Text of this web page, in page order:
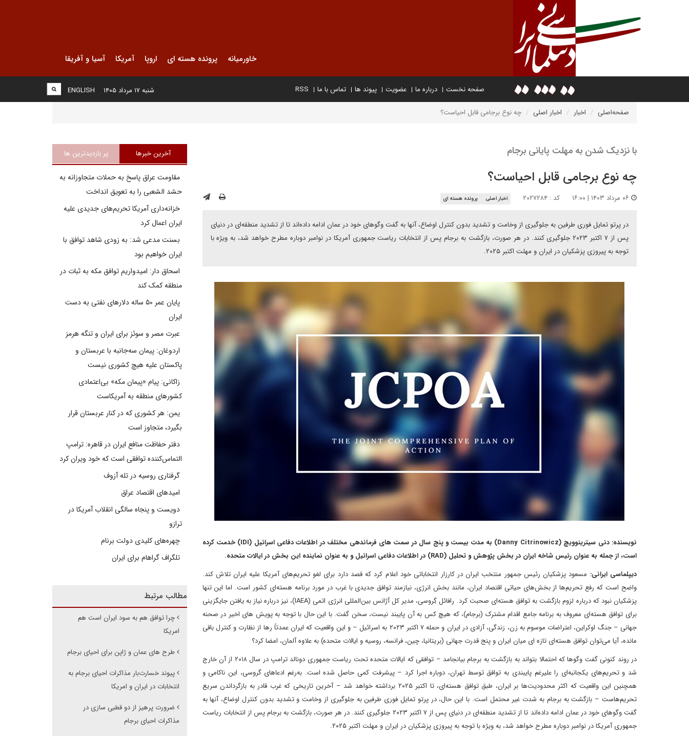
خاورمیانه پرونده هسته ای اروپا آمریکا آسیا و آفریقا
صفحه نخست درباره ما عضویت پیوند ها تماس با ما RSS
ENGLISH شنبه ۱۷ مرداد ۱۴۰۵
صفحه‌اصلی اخبار اخبار اصلی چه نوع برجامی قابل احیاست؟
با نزدیک شدن به مهلت پایانی برجام
چه نوع برجامی قابل احیاست؟
کد : ۲۰۲۷۲۸۴ اخبار اصلی پرونده هسته ای
در پرتو تمایل فوری طرفین به جلوگیری از وخامت و تشدید بدون کنترل اوضاع، آنها به گفت وگوهای خود در عمان ادامه داده‌اند تا از تشدید منطقه‌ای در دنیای
پس از ۷ اکتبر ۲۰۲۳ جلوگیری کنند. در هر صورت، بازگشت به برجام پس از انتخابات ریاست جمهوری آمریکا در نوامبر دوباره مطرح خواهد شد، به ویژه با
توجه به پیروزی پزشکیان در ایران و مهلت اکتبر ۲۰۲۵.
نویسنده: دنی سیترینوویچ (Danny Citrinowicz) به مدت بیست و پنج سال در سمت ‌های فرماندهی مختلف در اطلاعات دفاعی اسرائیل (IDI) خدمت کرده
است، از جمله به عنوان رئیس شاخه ایران در بخش پژوهش و تحلیل (RAD) در اطلاعات دفاعی اسرائیل و به عنوان نماینده این بخش در ایالات متحده.
دیپلماسی ایرانی: مسعود پزشکیان رئیس جمهور منتخب ایران در کارزار انتخاباتی خود اعلام کرد که قصد دارد برای لغو تحریم‌های آمریکا علیه ایران تلاش کند.
واضح است که رفع تحریم‌ها از بخش‌های حیاتی اقتصاد ایران، مانند بخش انرژی، نیازمند توافق جدیدی با غرب در مورد برنامه هسته‌ای کشور است. اما این تنها
پزشکیان نبود که درباره لزوم بازگشت به توافق هسته‌ای صحبت کرد. رافائل گِروسی، مدیر کل آژانس بین‌المللی انرژی اتمی (IAEA)، نیز درباره نیاز به یافتن جایگزینی
برای توافق هسته‌ای معروف به برنامه جامع اقدام مشترک (برجام)، که هیچ کس به آن پایبند نیست، سخن گفت. با این حال با توجه به پویش های اخیر در صحنه
جهانی – جنگ اوکراین، اعتراضات موسوم به زن، زندگی، آزادی در ایران و حمله ۷ اکتبر ۲۰۲۳ به اسرائیل – و این واقعیت که ایران عمدتاً رها از نظارت و کنترل باقی
مانده، آیا می‌توان توافق هسته‌ای تازه ای میان ایران و پنج قدرت جهانی (بریتانیا، چین، فرانسه، روسیه و ایالات متحده) به علاوه آلمان، امضا کرد؟
در روند کنونی گفت وگوها که احتمالا بتواند به بازگشت به برجام بیانجامد – توافقی که ایالات متحده تحت ریاست جمهوری دونالد ترامپ در سال ۲۰۱۸ از آن خارج
شد و تحریم‌های یکجانبه‌ای را علیرغم پایبندی به توافق توسط تهران، دوباره اجرا کرد – پیشرفت کمی حاصل شده است. به‌رغم ادعاهای گروسی، این ناکامی و
همچنین این واقعیت که اکثر محدودیت‌ها بر ایران، طبق توافق هسته‌ای، تا اکتبر ۲۰۲۵ برداشته خواهد شد – آخرین تاریخی که غرب قادر به بازگرداندن سریع
تحریم‌هاست – بازگشت به برجام به شدت غیر محتمل است. با این حال، در پرتو تمایل فوری طرفین به جلوگیری از وخامت و تشدید بدون کنترل اوضاع، آنها به
گفت وگوهای خود در عمان ادامه داده‌اند تا از تشدید منطقه‌ای در دنیای پس از ۷ اکتبر ۲۰۲۳ جلوگیری کنند. در هر صورت، بازگشت به برجام پس از انتخابات ریاست
جمهوری آمریکا در نوامبر دوباره مطرح خواهد شد، به ویژه با توجه به پیروزی پزشکیان در ایران و مهلت اکتبر ۲۰۲۵.
آخرین خبرها پر بازدیدترین ها
مقاومت عراق پاسخ به حملات متجاوزانه به
حشد الشعبی را به تعویق انداخت
خزانه‌داری آمریکا تحریم‌های جدیدی علیه
ایران اعمال کرد
بسنت مدعی شد: به زودی شاهد توافق با
ایران خواهیم بود
اسحاق دار: امیدواریم توافق مکه به ثبات در
منطقه کمک کند
پایان عمر ۵۰ ساله دلارهای نفتی به دست
ایران
عبرت مصر و سوئز برای ایران و تنگه هرمز
اردوغان: پیمان سه‌جانبه با عربستان و
پاکستان علیه هیچ کشوری نیست
زاکانی: پیام «پیمان مکه» بی‌اعتمادی
کشورهای منطقه به آمریکاست
یمن: هر کشوری که در کنار عربستان قرار
بگیرد، متجاوز است
دفتر حفاظت منافع ایران در قاهره: ترامپ
التماس‌کننده توافقی است که خود ویران کرد
گرفتاری روسیه در تله آزوف
امیدهای اقتصاد عراق
دویست و پنجاه سالگی انقلاب آمریکا در
ترازو
چهره‌های کلیدی دولت برنام
تلگراف گراهام برای ایران
مطالب مرتبط
چرا توافق هم به سود ایران است هم
امریکا
طرح های عمان و ژاپن برای احیای برجام
پیوند خسارت‌بار مذاکرات احیای برجام به
انتخابات در ایران و امریکا
ضرورت پرهیز از دو قطبی سازی در
مذاکرات احیای برجام